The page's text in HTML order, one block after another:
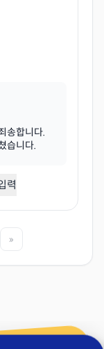
송합니다.
습니다.
력
»